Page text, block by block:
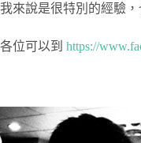
我來說是很特別的經驗
各位可以到 https://